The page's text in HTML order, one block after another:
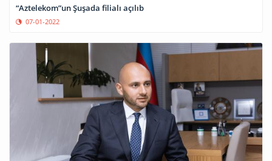
“Aztelekom”un Şuşada filialı açılıb
07-01-2022